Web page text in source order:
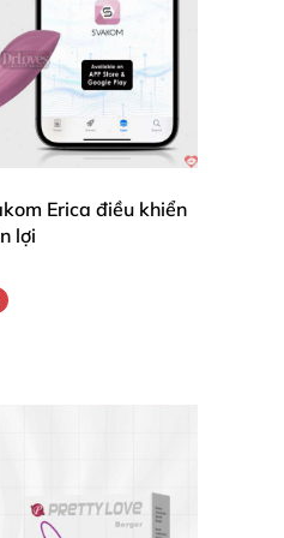
Erica điều khiển
lợi